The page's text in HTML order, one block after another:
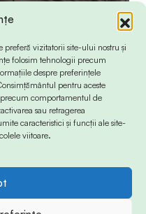
vizitatorii site-ului nostru și
folosim tehnologii precum
despre preferințele
pentru aceste
comportamentul de
sau retragerea
caracteristici și funcții ale site-
viitoare.
All Rights Reserved.